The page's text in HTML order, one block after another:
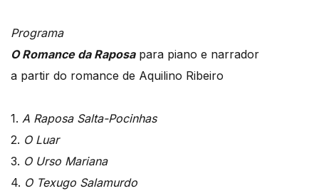
Programa
O Romance da Raposapara piano e narrador
a partir do romance de Aquilino Ribeiro
1. A Raposa Salta-Pocinhas
2. O Luar
3. O Urso Mariana
4. O Texugo Salamurdo